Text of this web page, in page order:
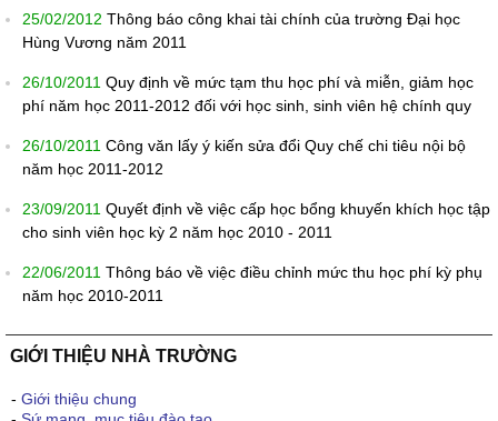
25/02/2012 Thông báo công khai tài chính của trường Đại học
Hùng Vương năm 2011
26/10/2011 Quy định về mức tạm thu học phí và miễn, giảm học
phí năm học 2011-2012 đối với học sinh, sinh viên hệ chính quy
26/10/2011 Công văn lấy ý kiến sửa đổi Quy chế chi tiêu nội bộ
năm học 2011-2012
23/09/2011 Quyết định về việc cấp học bổng khuyến khích học tập
cho sinh viên học kỳ 2 năm học 2010 - 2011
22/06/2011 Thông báo về việc điều chỉnh mức thu học phí kỳ phụ
năm học 2010-2011
GIỚI THIỆU NHÀ TRƯỜNG
- Giới thiệu chung